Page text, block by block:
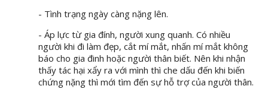
- Tình trạng ngày càng nặng lên.
- Áp lực từ gia đính, người xung quanh. Có nhiều
người khi đi làm đẹp, cắt mí mắt, nhấn mí mắt không
báo cho gia đinh hoặc người thân biết. Nên khi nhận
thấy tác hại xẩy ra với mình thì che dấu đến khi biến
chứng nặng thì mới tìm đến sự hỗ trợ của người thân.